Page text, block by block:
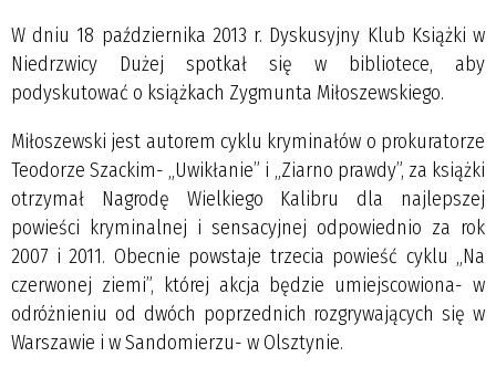
W dniu 18 października 2013 r. Dyskusyjny Klub Książki w
Niedrzwicy Dużej spotkał się w bibliotece, aby
podyskutować o książkach Zygmunta Miłoszewskiego.
Miłoszewski jest autorem cyklu kryminałów o prokuratorze
Teodorze Szackim- „Uwikłanie” i „Ziarno prawdy”, za książki
otrzymał Nagrodę Wielkiego Kalibru dla najlepszej
powieści kryminalnej i sensacyjnej odpowiednio za rok
2007 i 2011. Obecnie powstaje trzecia powieść cyklu „Na
czerwonej ziemi”, której akcja będzie umiejscowiona- w
odróżnieniu od dwóch poprzednich rozgrywających się w
Warszawie i w Sandomierzu- w Olsztynie.